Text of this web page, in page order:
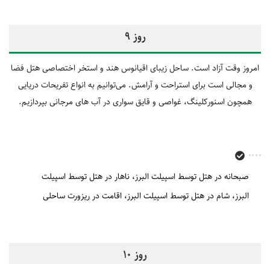
روز 9
امروز وقت آزاد است. ساحل زیبای اقیانوس هند و استخر اختصاصی هتل فضا
و مجالی است برای استراحت و آرامش. می‌توانیم به انواع تفریحات دریایی
همچون اسنورکلینگ، غواصی و قایق‎ سواری در آب های مرجانی بپردازیم.
صبحانه در هتل توسط اسپیلت البرز ناهار در هتل توسط اسپیلت
البرز شام در هتل توسط اسپیلت البرز اقامت در ریزورت ساحلی
روز 10